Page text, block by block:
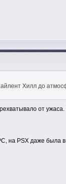
Хилл до
от
на PSX даже была в